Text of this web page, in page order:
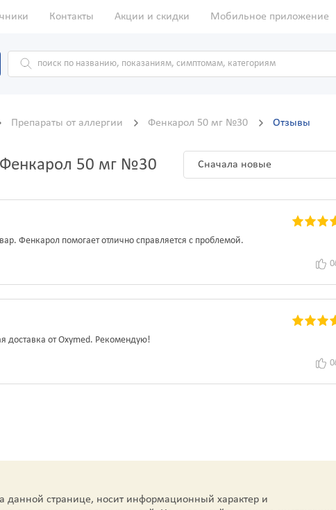
Контакты Акции и скидки Мобильное приложение
Препараты от аллергии Фенкарол 50 мг №30 Отзывы
50 мг №30 Сначала новые
Фенкарол помогает отлично справляется с проблемой.
0
доставка от Oxymed. Рекомендую!
0
данной странице, носит информационный характер и